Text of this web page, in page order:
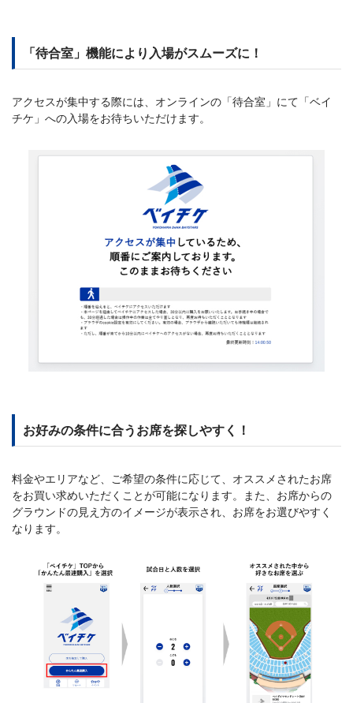
「待合室」機能により入場がスムーズに！
アクセスが集中する際には、オンラインの「待合室」にて「ベイ
チケ」への入場をお待ちいただけます。
お好みの条件に合うお席を探しやすく！
料金やエリアなど、ご希望の条件に応じて、オススメされたお席
をお買い求めいただくことが可能になります。また、お席からの
グラウンドの見え方のイメージが表示され、お席をお選びやすく
なります。